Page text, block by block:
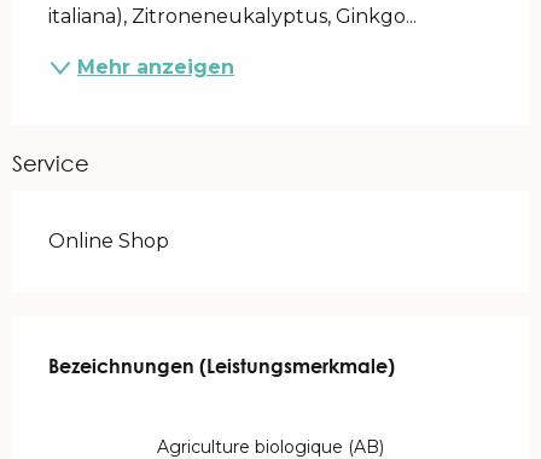
italiana), Zitroneneukalyptus, Ginkgo...
Mehr anzeigen
Service
Online Shop
Bezeichnungen (Leistungsmerkmale)
Bezeichnungen (Leistungsmerkmale)
Agriculture biologique (AB)